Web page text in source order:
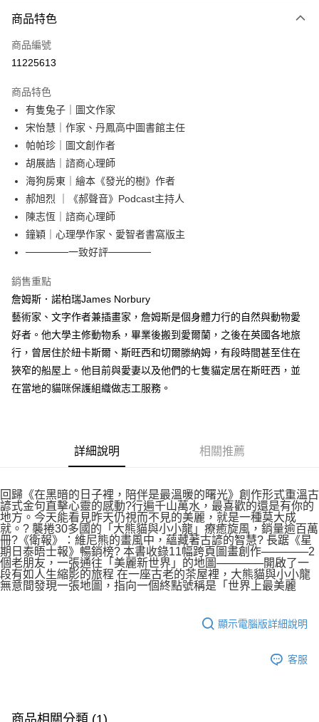
信用卡一次付款
運送方式
付款後全家取貨
每筆NT$60，滿NT$499(含以上)免運費
付款後7-11取貨
每筆NT$60，滿NT$499(含以上)免運費
宅配
每筆NT$100，滿NT$499(含以上)免運費
商品特色
商品編號
11225613
商品特色
有隻兔子｜圖文作家
宋怡慧｜作家、丹鳳高中圖書館主任
帕帕珍｜圖文創作者
胡展誥｜諮商心理師
海狗房東｜繪本《發光的樹》作者
郝旭烈 ｜《郝聲音》Podcast主持人
陳志恆｜諮商心理師
鐘穎｜心理學作家、愛智者書窩版主
──────一致好評──────
銷售重點
詹姆斯．諾柏瑞James Norbury
藝術家、文字作者兼插畫家，詹姆斯是個身體力行的自然與動物愛
好者。他大學主修動物系，畢業後搬到愛爾蘭，之後在英國各地旅
行，曾居住於紐卡斯爾、斯旺西和切爾滕納姆，有段時間甚至住在
狹窄的船屋上。他目前與愛妻以及他們的七隻貓定居在斯旺西，並
在當地的貓咪保護組織做志工服務。
詳細說明 相關推薦
回歸《在黑暗的日子裡，陪伴是最溫暖的曙光》創作形式重溫古
諺式金句直擊心靈的感動?行遍千山萬水，最喜歡的還是有你的
地方。今天能看見昨天仍視而不見的美麗，就是一種莫大成
就。? 襲捲30多國的「大熊貓與小小龍」療癒旋風，銷量逾百萬
冊?《衛報》：維尼熊的畫風中，蘊藏著古諺的智慧? 長踞《星
期日泰晤士報》暢銷榜? 本書收錄11幅跨頁圖畫創作──────2
個老朋友，一張通往「美麗新世界」的地圖──────開啟了一
段有如人生縮影的旅程 在一座古老的茶屋裡，大熊貓與小小龍
無意間發現一張地圖，指向一個終點號稱是「世界上最美麗
顯示電腦版詳細說明
客服
商品相關分類 (1)